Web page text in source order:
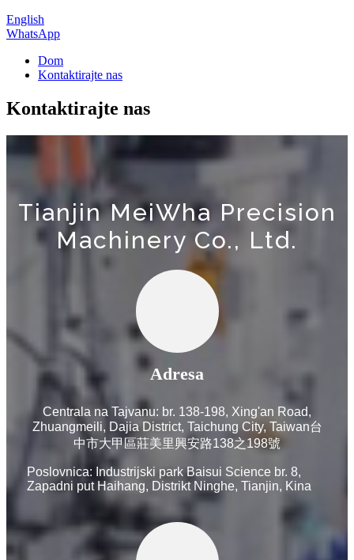
English
WhatsApp
Dom
Kontaktirajte nas
Kontaktirajte nas
Tianjin MeiWha Precision
Machinery Co., Ltd.
Adresa
Centrala na Tajvanu: br. 138-198, Xing'an Road,
Zhuangmeili, Dajia District, Taichung City, Taiwan台
中市大甲區莊美里興安路138之198號
Poslovnica: Industrijski park Baisui Science br. 8,
Zapadni put Haihang, Distrikt Ninghe, Tianjin, Kina